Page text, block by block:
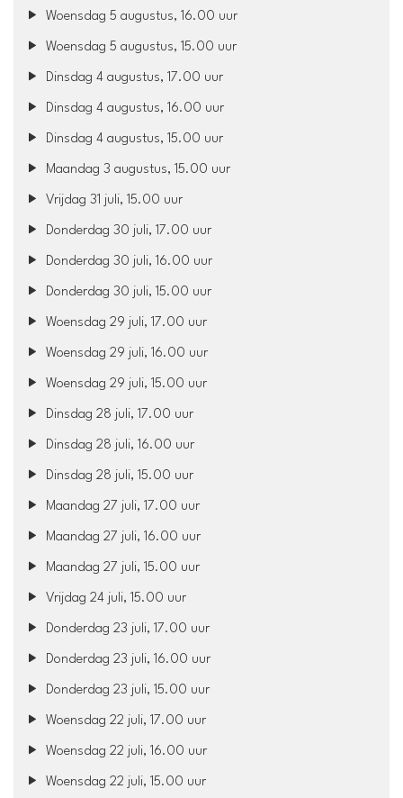
Woensdag 5 augustus, 16.00 uur
Woensdag 5 augustus, 15.00 uur
Dinsdag 4 augustus, 17.00 uur
Dinsdag 4 augustus, 16.00 uur
Dinsdag 4 augustus, 15.00 uur
Maandag 3 augustus, 15.00 uur
Vrijdag 31 juli, 15.00 uur
Donderdag 30 juli, 17.00 uur
Donderdag 30 juli, 16.00 uur
Donderdag 30 juli, 15.00 uur
Woensdag 29 juli, 17.00 uur
Woensdag 29 juli, 16.00 uur
Woensdag 29 juli, 15.00 uur
Dinsdag 28 juli, 17.00 uur
Dinsdag 28 juli, 16.00 uur
Dinsdag 28 juli, 15.00 uur
Maandag 27 juli, 17.00 uur
Maandag 27 juli, 16.00 uur
Maandag 27 juli, 15.00 uur
Vrijdag 24 juli, 15.00 uur
Donderdag 23 juli, 17.00 uur
Donderdag 23 juli, 16.00 uur
Donderdag 23 juli, 15.00 uur
Woensdag 22 juli, 17.00 uur
Woensdag 22 juli, 16.00 uur
Woensdag 22 juli, 15.00 uur